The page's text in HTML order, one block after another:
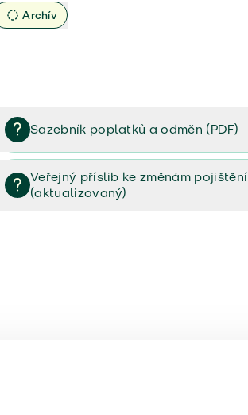
Archív
Sazebník poplatků a odměn (PDF)
Sazebník poplatků a odměn (PDF)
Veřejný příslib ke změnám pojištění
(aktualizovaný)